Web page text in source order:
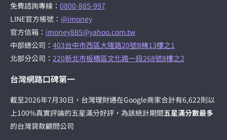
免費諮詢專線： 0800-885-997
LINE官方帳號： @imoney
官方信箱： imoney885@yahoo.com.tw
中部總公司： 403台中市西區大隆路20號B棟13樓之1
北部分公司： 220新北市板橋區文化路一段268號8樓之2
台灣網路口碑第一
截至2026年7月30日，台灣理財通在Google商家合計有6,622則以
上100%真實評論的五星滿分好評，為該統計期間五星滿分數最多
的台灣貸款顧問公司